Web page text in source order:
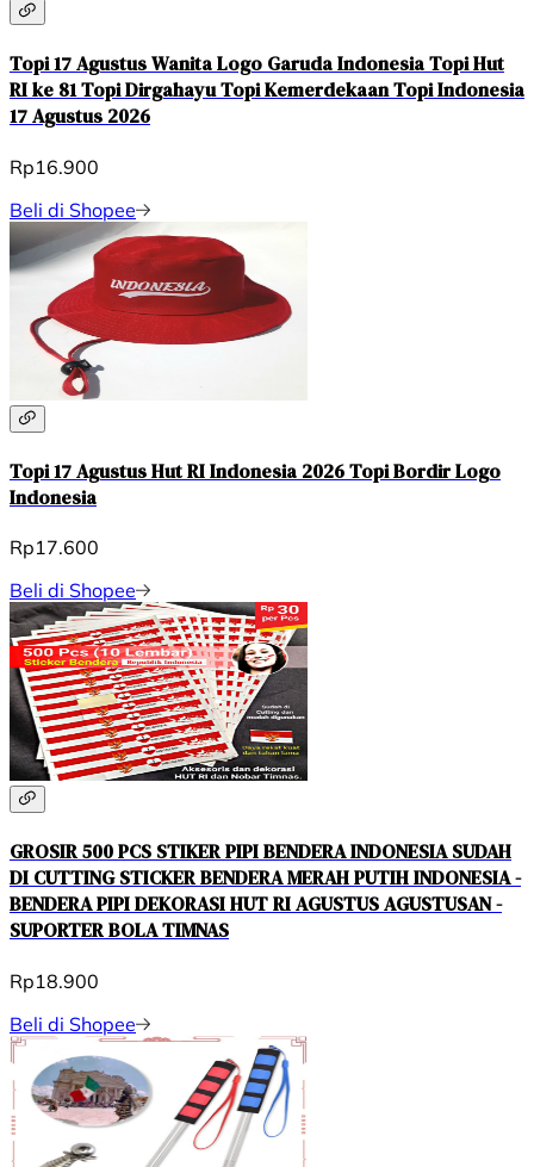
Topi 17 Agustus Wanita Logo Garuda Indonesia Topi Hut
RI ke 81 Topi Dirgahayu Topi Kemerdekaan Topi Indonesia
17 Agustus 2026
Rp16.900
Beli di Shopee
Topi 17 Agustus Hut RI Indonesia 2026 Topi Bordir Logo
Indonesia
Rp17.600
Beli di Shopee
GROSIR 500 PCS STIKER PIPI BENDERA INDONESIA SUDAH
DI CUTTING STICKER BENDERA MERAH PUTIH INDONESIA -
BENDERA PIPI DEKORASI HUT RI AGUSTUS AGUSTUSAN -
SUPORTER BOLA TIMNAS
Rp18.900
Beli di Shopee